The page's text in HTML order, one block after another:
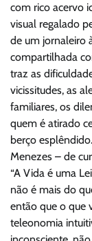
com rico acervo
visual regalado
de um jornaleiro
compartilhada
traz as
vicissitudes, as
familiares, os
quem é atirado
berço
Menezes – de
“A Vida é uma
não é mais do
então que o que
teleonomia